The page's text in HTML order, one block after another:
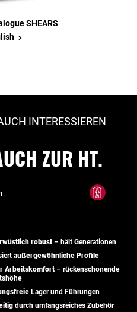
SHEARS
>
INTERESSIEREN
ZUR HT.
robust – hält Generationen
außergewöhnliche Profile
Arbeitskomfort – rückenschonende
Lager und Führungen
durch umfangsreiches Zubehör